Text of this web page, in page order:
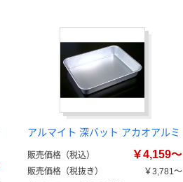
アルマイト 深バット アカオアルミ
販売価格（税込） ￥4,159～
販売価格（税抜き）
￥3,781～